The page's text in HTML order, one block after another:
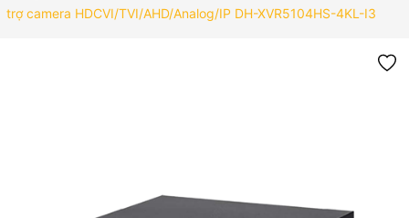
trợ camera HDCVI/TVI/AHD/Analog/IP DH-XVR5104HS-4KL-I3